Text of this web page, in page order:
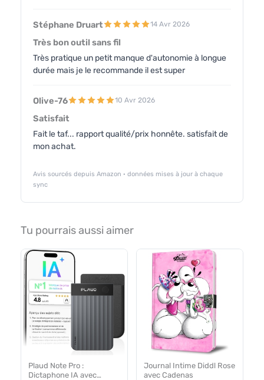
Stéphane Druart 14 Avr 2026
Très bon outil sans fil
Très pratique un petit manque d'autonomie à longue
durée mais je le recommande il est super
Olive-76 10 Avr 2026
Satisfait
Fait le taf... rapport qualité/prix honnête. satisfait de
mon achat.
Avis sourcés depuis Amazon · données mises à jour à chaque
sync
Tu pourrais aussi aimer
Plaud Note Pro :
Dictaphone IA avec
Journal Intime Diddl Rose
avec Cadenas